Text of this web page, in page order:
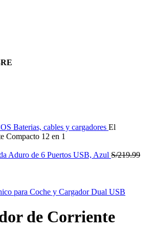
Baterias, cables y cargadores El
Compacto 12 en 1
Aduro de 6 Puertos USB, Azul S/219.99
para Coche y Cargador Dual USB
de Corriente